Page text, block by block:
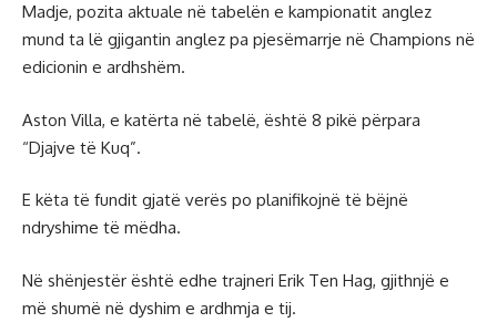
Madje, pozita aktuale në tabelën e kampionatit anglez
mund ta lë gjigantin anglez pa pjesëmarrje në Champions në
edicionin e ardhshëm.
Aston Villa, e katërta në tabelë, është 8 pikë përpara
“Djajve të Kuq”.
E këta të fundit gjatë verës po planifikojnë të bëjnë
ndryshime të mëdha.
Në shënjestër është edhe trajneri Erik Ten Hag, gjithnjë e
më shumë në dyshim e ardhmja e tij.